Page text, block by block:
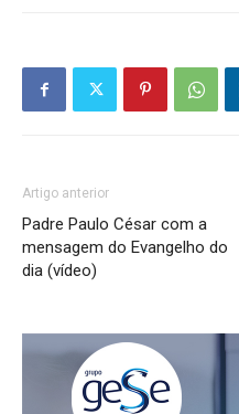
Artigo anterior
Padre Paulo César com a
mensagem do Evangelho do
dia (vídeo)